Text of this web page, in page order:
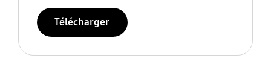
Télécharger